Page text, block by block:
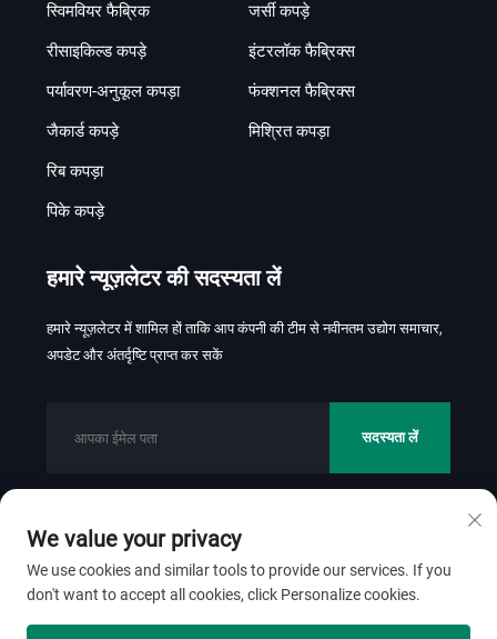
स्विमवियर फैब्रिक
रीसाइकिल्ड कपड़े
जर्सी कपड़े
इंटरलॉक फैब्रिक्स
पर्यावरण-अनुकूल कपड़ा
जैकार्ड कपड़े
रिब कपड़ा
पिके कपड़े
फंक्शनल फैब्रिक्स
मिश्रित कपड़ा
हमारे न्यूज़लेटर की सदस्यता लें
हमारे न्यूज़लेटर में शामिल हों ताकि आप कंपनी की टीम से नवीनतम उद्योग समाचार,
अपडेट और अंतर्दृष्टि प्राप्त कर सकें
सदस्यता लें
कॉपीराइट © 2026 फोशान जिनहुई टेक्सटाइल कं., लि. सर्वाधिकार सुरक्षित।
गोपनीयता नीति
शीर्ष पर स्क्रॉल करें
We value your privacy
We use cookies and similar tools to provide our services. If you
don't want to accept all cookies, click Personalize cookies.